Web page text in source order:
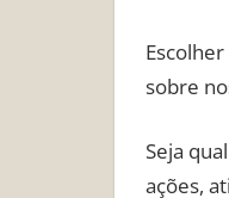
sobre
Seja
ações,